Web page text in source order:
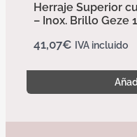
Herraje Superior
– Inox. Brillo Geze
41,07€ IVA incluido